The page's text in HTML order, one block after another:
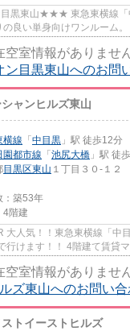
黒東山★★★ 東急東横線「
良い単身向けワンルーム
空室情報がありません
ン目黒東山へのお問
ャンヒルズ東山
横線 「 中目黒 」駅 徒歩12分
園都市線 「 池尻大橋 」駅 徒
目黒区東山 １丁目３０-１２
：築53年
4階建
人気！！東急東横線「中
行けます！！ 4階建て賃貸
空室情報がありません
ズ東山へのお問い
トイーストヒルズ